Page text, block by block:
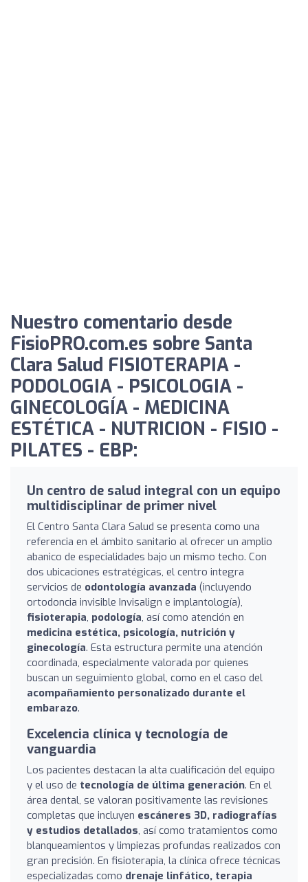
Nuestro comentario desde
FisioPRO.com.es sobre Santa
Clara Salud FISIOTERAPIA -
PODOLOGIA - PSICOLOGIA -
GINECOLOGÍA - MEDICINA
ESTÉTICA - NUTRICION - FISIO -
PILATES - EBP:
Un centro de salud integral con un equipo
multidisciplinar de primer nivel
El Centro Santa Clara Salud se presenta como una
referencia en el ámbito sanitario al ofrecer un amplio
abanico de especialidades bajo un mismo techo. Con
dos ubicaciones estratégicas, el centro integra
servicios de odontología avanzada (incluyendo
ortodoncia invisible Invisalign e implantología),
fisioterapia, podología, así como atención en
medicina estética, psicología, nutrición y
ginecología. Esta estructura permite una atención
coordinada, especialmente valorada por quienes
buscan un seguimiento global, como en el caso del
acompañamiento personalizado durante el
embarazo.
Excelencia clínica y tecnología de
vanguardia
Los pacientes destacan la alta cualificación del equipo
y el uso de tecnología de última generación. En el
área dental, se valoran positivamente las revisiones
completas que incluyen escáneres 3D, radiografías
y estudios detallados, así como tratamientos como
blanqueamientos y limpiezas profundas realizados con
gran precisión. En fisioterapia, la clínica ofrece técnicas
especializadas como drenaje linfático, terapia